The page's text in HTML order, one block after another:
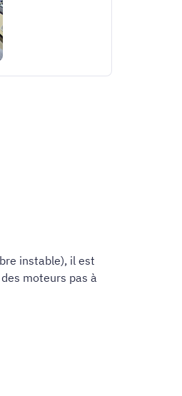
instable), il est
moteurs pas à